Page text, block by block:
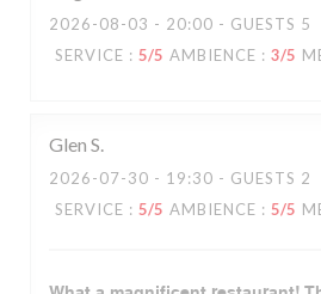
2026-08-03 - 20:00 - GUESTS 5
SERVICE : 5/5 AMBIENCE : 3/5
Glen S
2026-07-30 - 19:30 - GUESTS 2
SERVICE : 5/5 AMBIENCE : 5/5